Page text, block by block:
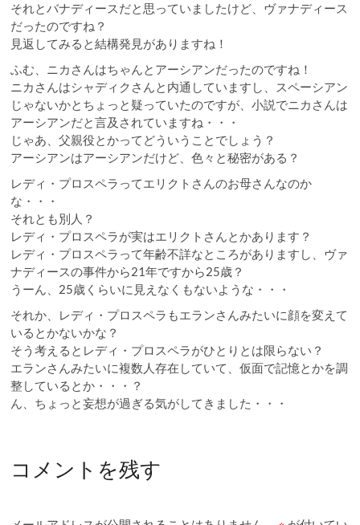
それとバナディースだと思っていましたけど、ヴァナディース
だったのですね？
見返してみると結構発見がありますね！
ふむ、ニカさんはちゃんとアーシアンだったのですね！
ニカさんはシャディクさんと内通していますし、スペーシアン
じゃないかとちょっと疑っていたのですが、小説でニカさんは
アーシアンだと言及されていますね・・・
じゃあ、父親役とかってどういうことでしょう？
アーシアンはアーシアンだけど、色々と秘密がある？
レディ・プロスペラってエリクトさんのお母さんなのか
な・・・
それとも別人？
レディ・プロスペラが実はエリクトさんとかあります？
レディ・プロスペラって年齢不詳なところがありますし、ヴァ
ナディースの事件から21年ですから25歳？
うーん、25歳くらいに見えなくもないような・・・
それか、レディ・プロスペラもエランさんみたいに顔を変えて
いるとかないかな？
そう考えるとレディ・プロスペラがひとりとは限らない？
エランさんみたいに複数人存在していて、仮面で記憶とかを調
整しているとか・・・？
ん、ちょっと妄想が過ぎる気がしてきました・・・
コメントを残す